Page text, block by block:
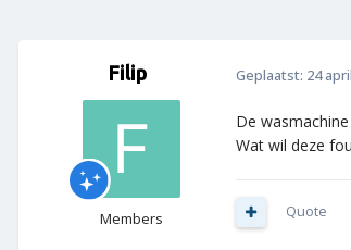
Filip
Members
Geplaatst: 24
De
Wat wil deze
Quote